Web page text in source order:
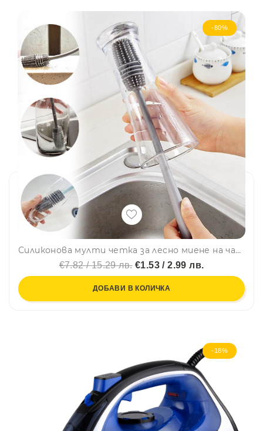
-80%
Силиконова мулти четка за лесно миене на чаши, буркани, шишета и др., с дръжка, BF22
€7.82 / 15.29 лв.€1.53 / 2.99 лв.
ДОБАВИ В КОЛИЧКА
-18%